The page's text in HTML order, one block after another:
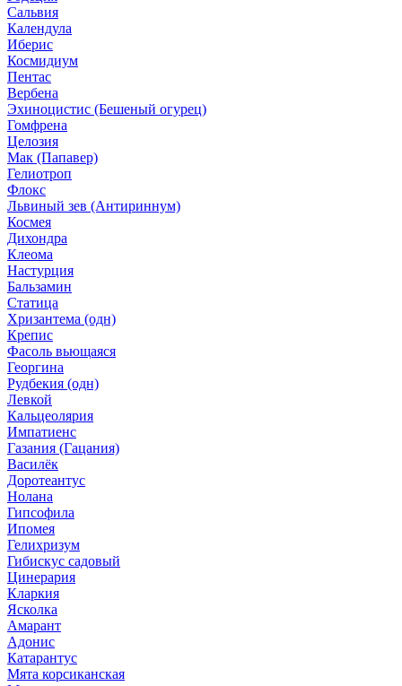
Сальвия
Календула
Иберис
Космидиум
Пентас
Вербена
Эхиноцистис (Бешеный огурец)
Гомфрена
Целозия
Мак (Папавер)
Гелиотроп
Флокс
Львиный зев (Антириннум)
Космея
Дихондра
Клеома
Настурция
Бальзамин
Статица
Хризантема (одн)
Крепис
Фасоль вьющаяся
Георгина
Рудбекия (одн)
Левкой
Кальцеолярия
Импатиенс
Газания (Гацания)
Василёк
Доротеантус
Нолана
Гипсофила
Ипомея
Гелихризум
Гибискус садовый
Цинерария
Кларкия
Ясколка
Амарант
Адонис
Катарантус
Мята корсиканская